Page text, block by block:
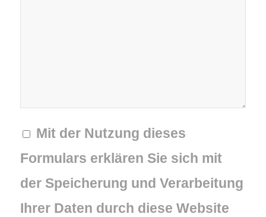
Mit der Nutzung dieses
Formulars erklären Sie sich mit
der Speicherung und Verarbeitung
Ihrer Daten durch diese Website